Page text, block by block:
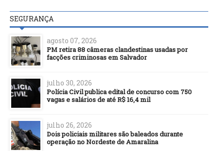
SEGURANÇA
agosto 07, 2026
PM retira 88 câmeras clandestinas usadas por
facções criminosas em Salvador
julho 30, 2026
Polícia Civil publica edital de concurso com 750
vagas e salários de até R$ 16,4 mil
julho 26, 2026
Dois policiais militares são baleados durante
operação no Nordeste de Amaralina